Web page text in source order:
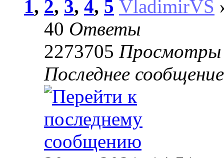
1, 2, 3, 4, 5 VladimirVS
40 Ответы
2273705 Просмотры
Последнее